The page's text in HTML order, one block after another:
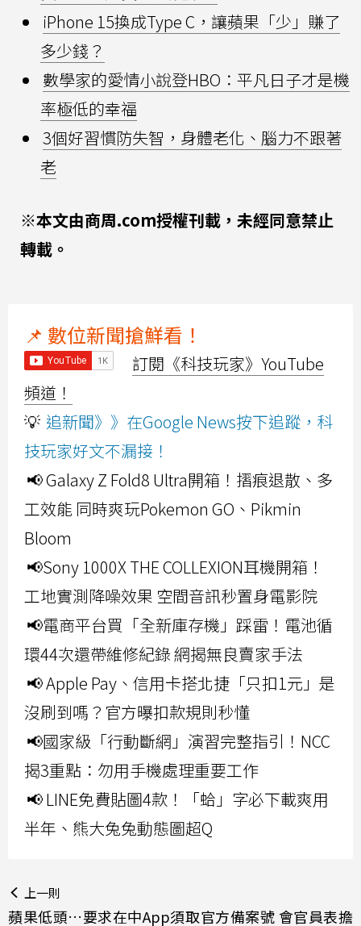
iPhone 15換成Type C，讓蘋果「少」賺了
多少錢？
數學家的愛情小說登HBO：平凡日子才是機
率極低的幸福
3個好習慣防失智，身體老化、腦力不跟著
老
※本文由商周.com授權刊載，未經同意禁止
轉載。
📌 數位新聞搶鮮看！
訂閱《科技玩家》YouTube
頻道！
💡 追新聞》》在Google News按下追蹤，科
技玩家好文不漏接！
📢 Galaxy Z Fold8 Ultra開箱！摺痕退散、多
工效能 同時爽玩Pokemon GO、Pikmin
Bloom
📢Sony 1000X THE COLLEXION耳機開箱！
工地實測降噪效果 空間音訊秒置身電影院
📢電商平台買「全新庫存機」踩雷！電池循
環44次還帶維修紀錄 網揭無良賣家手法
📢 Apple Pay、信用卡搭北捷「只扣1元」是
沒刷到嗎？官方曝扣款規則秒懂
📢國家級「行動斷網」演習完整指引！NCC
揭3重點：勿用手機處理重要工作
📢 LINE免費貼圖4款！「蛤」字必下載爽用
半年、熊大兔兔動態圖超Q
上一則
蘋果低頭…要求在中App須取官方備案號 會官員表擔